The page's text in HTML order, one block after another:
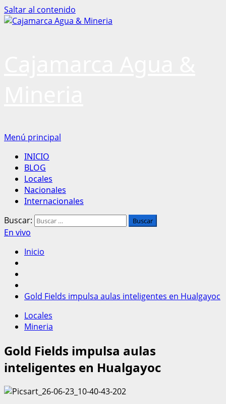
Saltar al contenido
Menú principal
INICIO
BLOG
Locales
Nacionales
Internacionales
Buscar:
En vivo
Inicio
Gold Fields impulsa aulas inteligentes en Hualgayoc
Locales
Mineria
Gold Fields impulsa aulas
inteligentes en Hualgayoc